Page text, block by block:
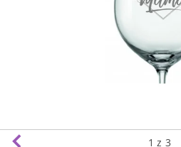
1 z 3